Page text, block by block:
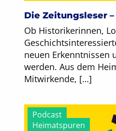
Die Zeitungsleser
Ob Historikerinnen,
neuen Erkenntnissen
werden. Aus dem
Mitwirkende, […]
Podcast
Heimatspuren